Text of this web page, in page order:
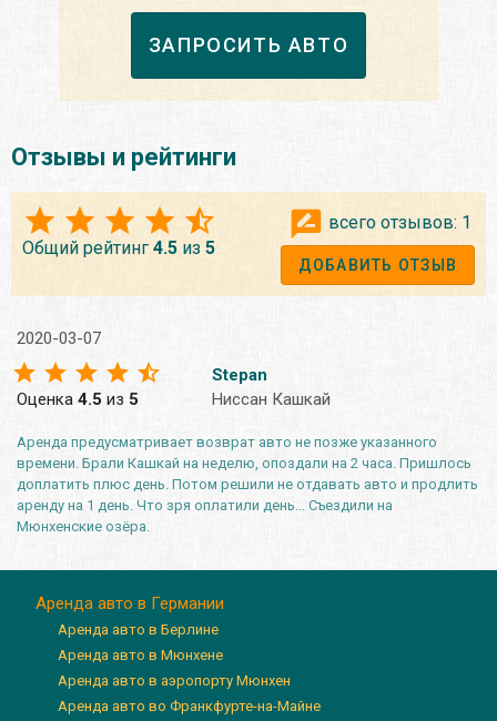
ЗАПРОСИТЬ АВТО
Отзывы и рейтинги
Общий рейтинг 4.5 из 5
всего отзывов: 1
ДОБАВИТЬ ОТЗЫВ
2020-03-07
Оценка 4.5 из 5
Stepan
Ниссан Кашкай
Аренда предусматривает возврат авто не позже указанного
времени. Брали Кашкай на неделю, опоздали на 2 часа. Пришлось
доплатить плюс день. Потом решили не отдавать авто и продлить
аренду на 1 день. Что зря оплатили день... Съездили на
Мюнхенские озёра.
Аренда авто в Германии
Аренда авто в Берлине
Аренда авто в Мюнхене
Аренда авто в аэропорту Мюнхен
Аренда авто во Франкфурте-на-Майне